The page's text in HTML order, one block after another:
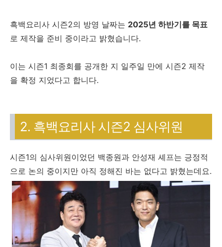
흑백요리사 시즌2의 방영 날짜는 2025년 하반기를 목표
로 제작을 준비 중이라고 밝혔습니다.
이는 시즌1 최종회를 공개한 지 일주일 만에 시즌2 제작
을 확정 지었다고 합니다.
2. 흑백요리사 시즌2 심사위원
시즌1의 심사위원이었던 백종원과 안성재 셰프는 긍정적
으로 논의 중이지만 아직 정해진 바는 없다고 밝혔는데요.